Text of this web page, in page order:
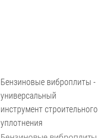
оборудование,
предназначенное для
уплотнения различных
типов оснований. Их
активно применяют в
строительстве,...